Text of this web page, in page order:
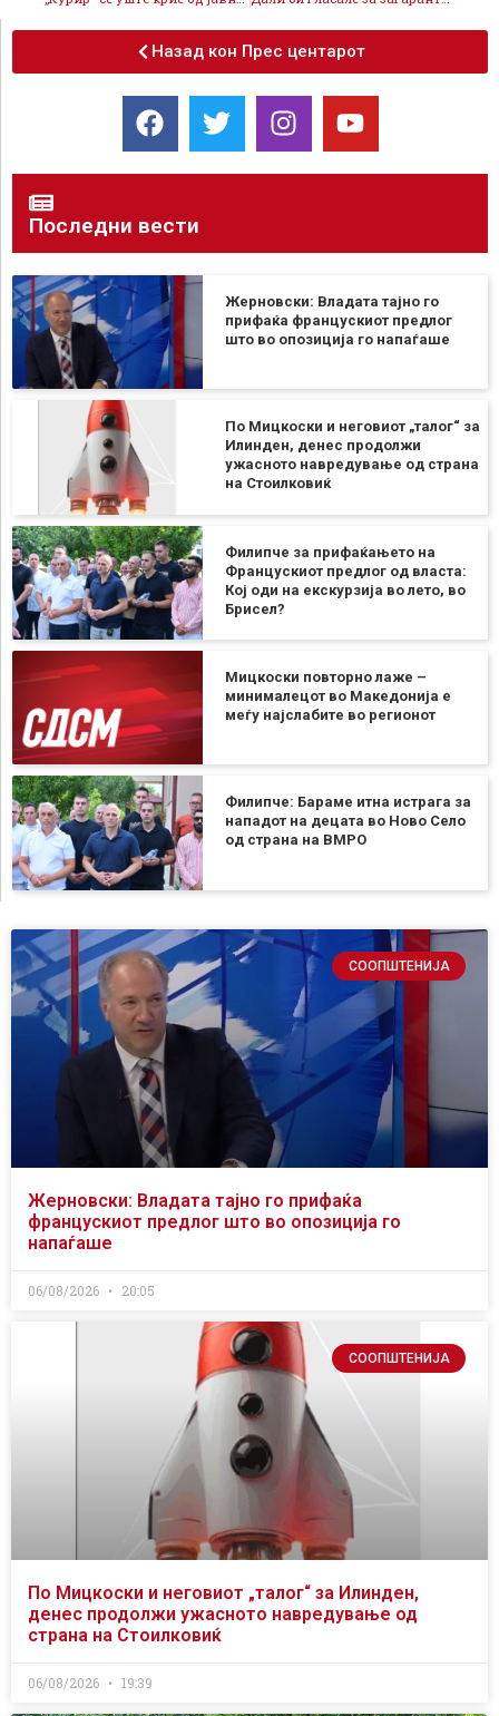
Назад кон Прес центарот
Последни вести
Жерновски: Владата тајно го
прифаќа францускиот предлог
што во опозиција го напаѓаше
По Мицкоски и неговиот „талог“ за
Илинден, денес продолжи
ужасното навредување од страна
на Стоилковиќ
Филипче за прифаќањето на
Францускиот предлог од власта:
Кој оди на екскурзија во лето, во
Брисел?
Мицкоски повторно лаже –
минималецот во Македонија е
меѓу најслабите во регионот
Филипче: Бараме итна истрага за
нападот на децата во Ново Село
од страна на ВМРО
СООПШТЕНИЈА
Жерновски: Владата тајно го прифаќа
францускиот предлог што во опозиција го
напаѓаше
06/08/2026 20:05
СООПШТЕНИЈА
По Мицкоски и неговиот „талог“ за Илинден,
денес продолжи ужасното навредување од
страна на Стоилковиќ
06/08/2026 19:39